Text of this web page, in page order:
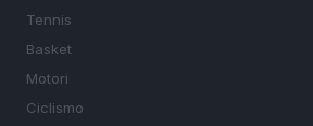
Tennis
Basket
Motori
Ciclismo